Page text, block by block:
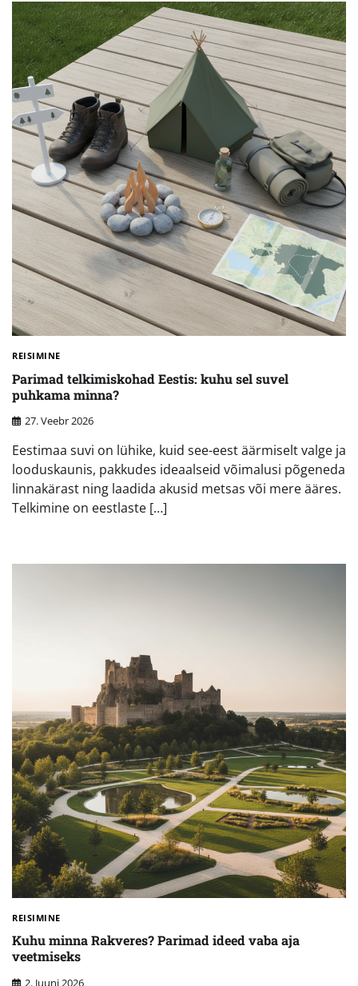
REISIMINE
Parimad telkimiskohad Eestis: kuhu sel suvel
puhkama minna?
27. Veebr 2026
Eestimaa suvi on lühike, kuid see-eest äärmiselt valge ja
looduskaunis, pakkudes ideaalseid võimalusi põgeneda
linnakärast ning laadida akusid metsas või mere ääres.
Telkimine on eestlaste […]
REISIMINE
Kuhu minna Rakveres? Parimad ideed vaba aja
veetmiseks
2. Juuni 2026